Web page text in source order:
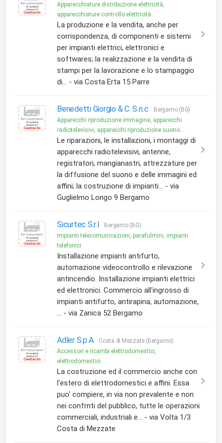
Apparecchiature distribuzione elettricità,
apparecchiature controllo elettricità...
La produzione e la vendita, anche per
corrispondenza, di componenti e sistemi
per impianti elettrici, elettronici e
softwares; la realizzazione e la vendita di
stampi per la lavorazione e lo stampaggio
di... - via Costa Erta 15 Parre
Benedetti Giorgio & C. S.n.c
Bergamo (BG)
Apparecchi riproduzione immagine, apparecchi
radiotelevisivi, apparecchi riproduzione suono...
Le riparazioni, le installazioni, i montaggi di
apparecchi radiotelevisivi, antenne,
registratori, mangianastri, attrezzature per
la diffusione del suono e delle immagini ed
affini; la costruzione di impianti... - via
Guglielmo Longo 9 Bergamo
Sicurtec S.r.l
Bergamo (BG)
Impianti telecomunicazioni, parafulmini, impianti
telefonici
Installazione impianti antifurto,
automazione videocontrollo e rilevazione
antincendio. Installazione impianti elettrici
ed elettronici. Commercio all'ingrosso di
impianti antifurto, antirapina, automazione,
... - via Zanica 52 Bergamo
Adler S.p.A
Costa di Mezzate (Bergamo)
Accessori e ricambi elettrodomestici,
elettrodomestici
La costruzione ed il commercio anche con
l'estero di elettrodomestici e affini. Essa
puo' compiere, in via non prevalente e non
nei confrnti del pubblico, tutte le operazioni
commerciali, industriali e... - via Volta 1/3
Costa di Mezzate